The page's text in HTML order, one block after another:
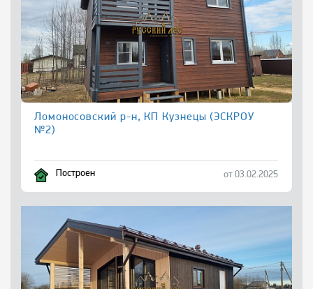
Ломоносовский р-н, КП Кузнецы (ЭСКРОУ
№2)
Построен от 03.02.2025